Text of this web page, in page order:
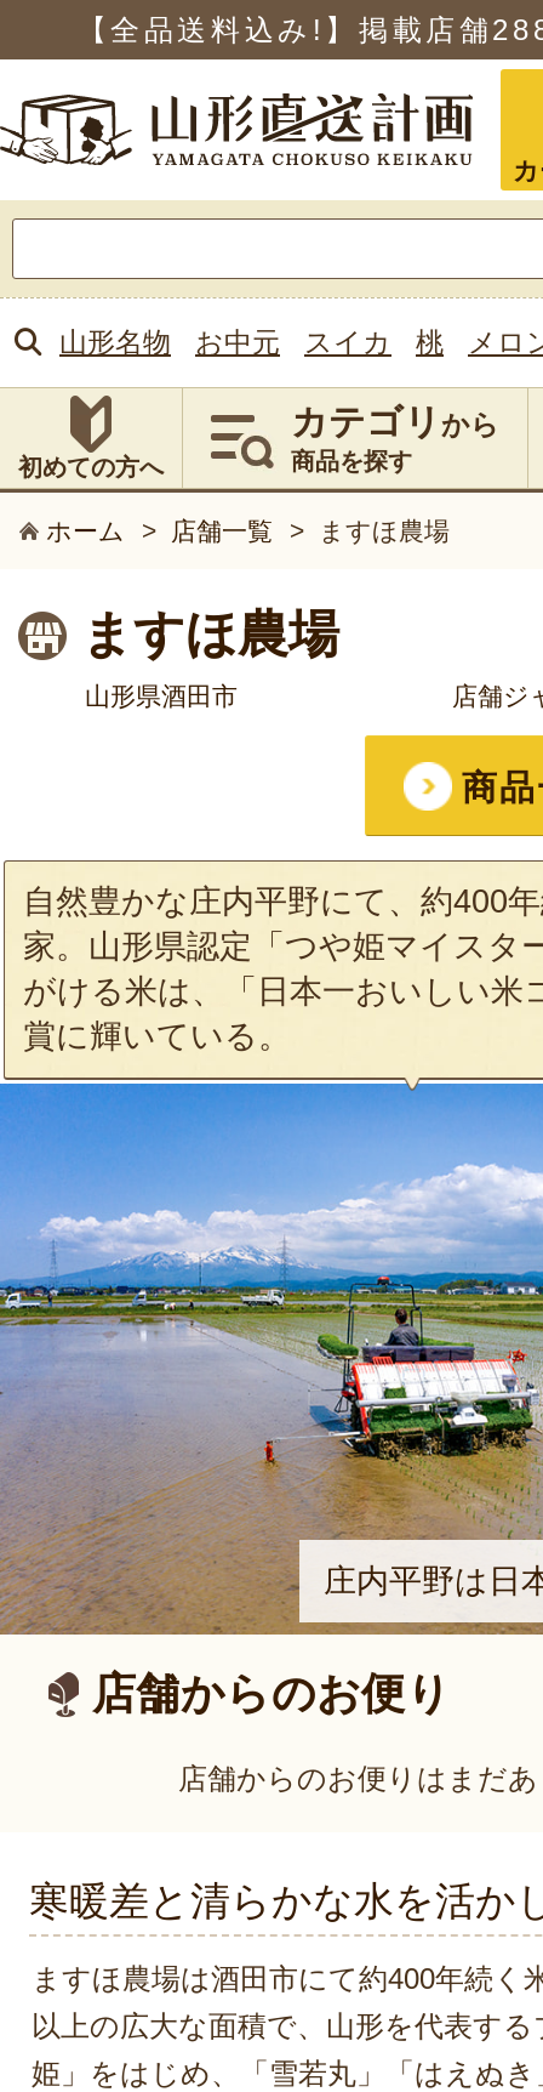
【全品送料込み!】掲載店舗
索:
山形名物 お中元 スイカ 桃 メロ
初めての方へ
カテゴリ から
商品を探す
ホーム > 店舗一覧 > ますほ農場
ますほ農場
山形県酒田市 店舗ジ
商
自然豊かな庄内平野にて、約400
家。山形県認定「つや姫マイスタ
がける米は、「日本一おいしい米
賞に輝いている。
庄内平野は日
店舗からのお便り
店舗からのお便りはまだ
寒暖差と清らかな水を活か
ますほ農場は酒田市にて約400年続く
以上の広大な面積で、山形を代表す
姫」をはじめ、「雪若丸」「はえぬ